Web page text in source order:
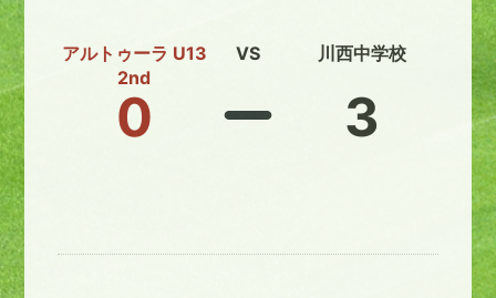
アルトゥーラ U13
2nd
0
VS 川西中学校
3